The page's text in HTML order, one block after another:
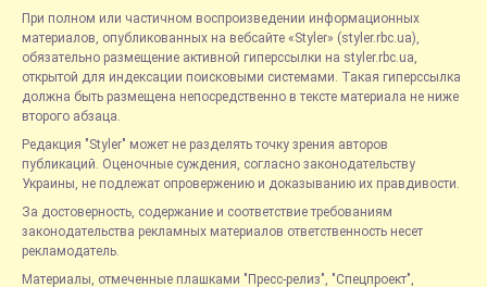
При полном или частичном воспроизведении информационных
материалов, опубликованных на вебсайте «Styler» (styler.rbc.ua),
обязательно размещение активной гиперссылки на styler.rbc.ua,
открытой для индексации поисковыми системами. Такая гиперссылка
должна быть размещена непосредственно в тексте материала не ниже
второго абзаца.
Редакция "Styler" может не разделять точку зрения авторов
публикаций. Оценочные суждения, согласно законодательству
Украины, не подлежат опровержению и доказыванию их правдивости.
За достоверность, содержание и соответствие требованиям
законодательства рекламных материалов ответственность несет
рекламодатель.
Материалы, отмеченные плашками "Пресс-релиз", "Спецпроект",